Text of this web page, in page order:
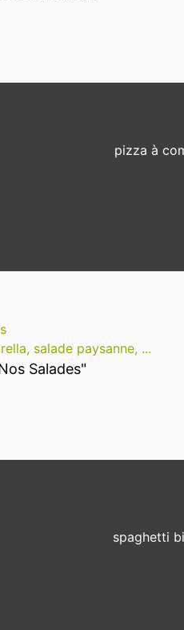
pizza à
salade paysanne, ...
Salades"
spaghetti